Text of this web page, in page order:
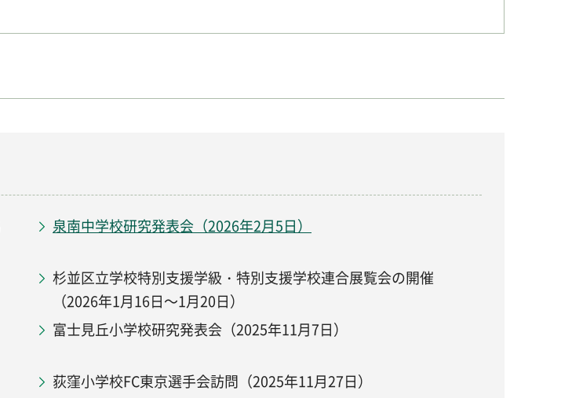
泉南中学校研究発表会（2026年2月5日）
杉並区立学校特別支援学級・特別支援学校連合展覧会の開催
（2026年1月16日～1月20日）
富士見丘小学校研究発表会（2025年11月7日）
荻窪小学校FC東京選手会訪問（2025年11月27日）